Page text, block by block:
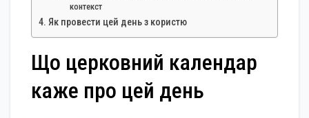
контекст
Як провести цей день з користю
Що церковний календар
каже про цей день